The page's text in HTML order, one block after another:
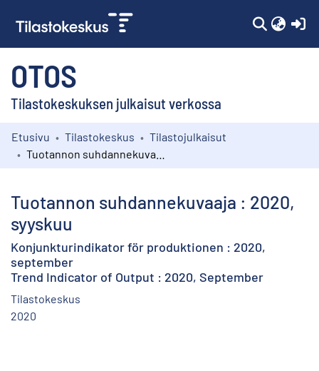
OTOS
Tilastokeskuksen julkaisut verkossa
Kokoelmat
Etusivu Tilastokeskus
Tilastojulkaisut
Tuotannon suhdannekuvaaja : 2020,
syyskuu
Konjunkturindikator för produktionen : 2020,
september
Trend Indicator of Output : 2020, September
Tilastokeskus
2020